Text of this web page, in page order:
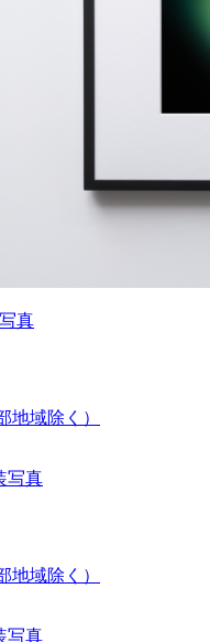
真
地域除く）
写真
地域除く）
写真